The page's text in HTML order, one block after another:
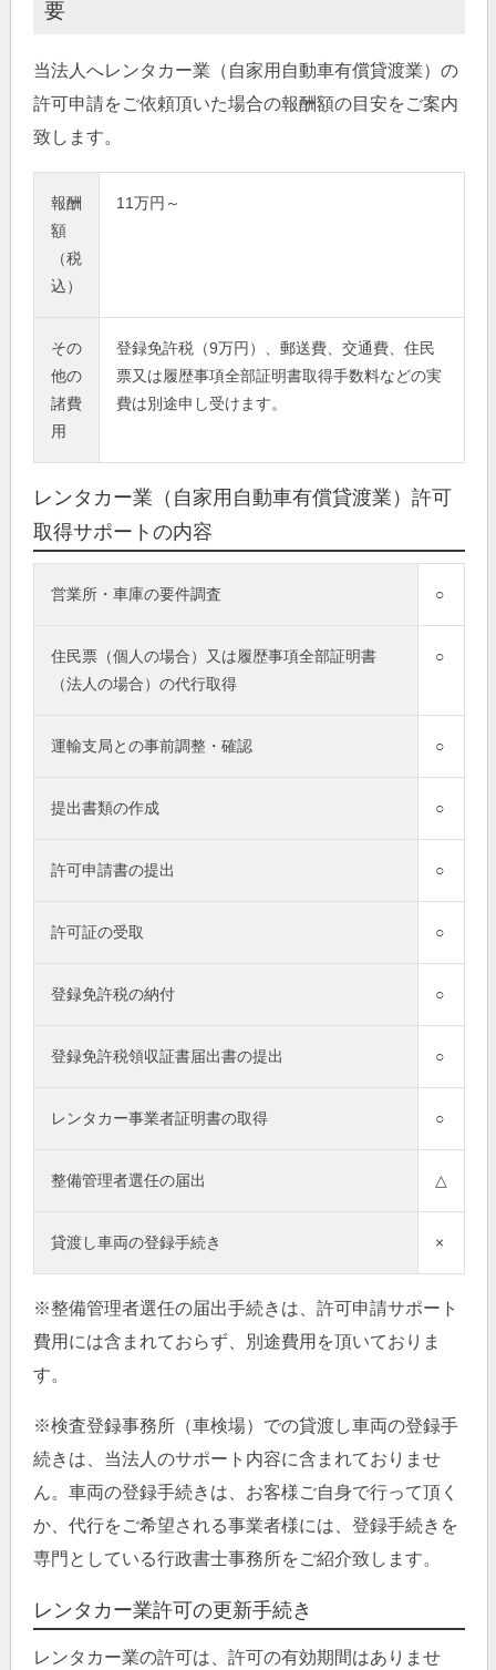
要
当法人へレンタカー業（自家用自動車有償貸渡業）の
許可申請をご依頼頂いた場合の報酬額の目安をご案内
致します。
報酬
額
（税
込）
11万円～
その
他の
諸費
用
登録免許税（9万円）、郵送費、交通費、住民
票又は履歴事項全部証明書取得手数料などの実
費は別途申し受けます。
レンタカー業（自家用自動車有償貸渡業）許可
取得サポートの内容
営業所・車庫の要件調査 ○
住民票（個人の場合）又は履歴事項全部証明書
（法人の場合）の代行取得
○
運輸支局との事前調整・確認 ○
提出書類の作成 ○
許可申請書の提出 ○
許可証の受取 ○
登録免許税の納付 ○
登録免許税領収証書届出書の提出 ○
レンタカー事業者証明書の取得 ○
整備管理者選任の届出 △
貸渡し車両の登録手続き ×
※整備管理者選任の届出手続きは、許可申請サポート
費用には含まれておらず、別途費用を頂いておりま
す。
※検査登録事務所（車検場）での貸渡し車両の登録手
続きは、当法人のサポート内容に含まれておりませ
ん。車両の登録手続きは、お客様ご自身で行って頂く
か、代行をご希望される事業者様には、登録手続きを
専門としている行政書士事務所をご紹介致します。
レンタカー業許可の更新手続き
レンタカー業の許可は、許可の有効期間はありませ